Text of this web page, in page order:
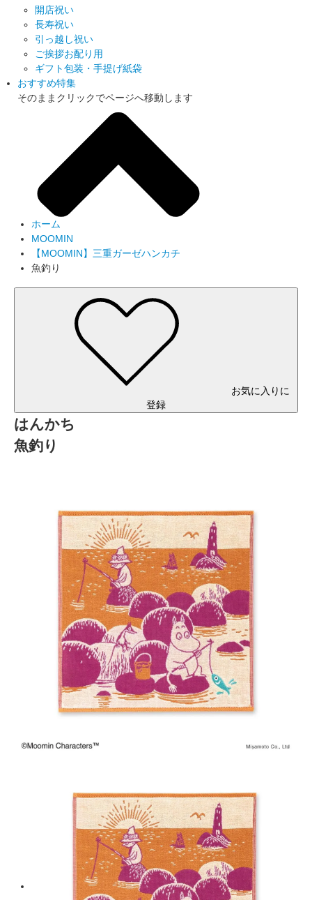
開店祝い
長寿祝い
引っ越し祝い
ご挨拶お配り用
ギフト包装・手提げ紙袋
おすすめ特集
そのままクリックでページへ移動します
ホーム
MOOMIN
【MOOMIN】三重ガーゼハンカチ
魚釣り
お気に入りに
登録
はんかち
魚釣り